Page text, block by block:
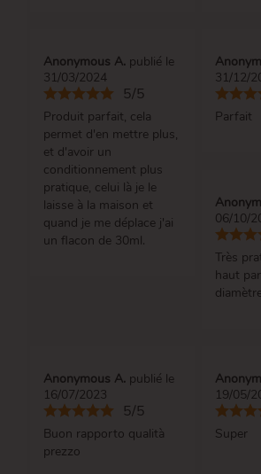
Anonymous A. publié le
31/03/2024
5/5
Produit parfait, cela
permet d'en mettre plus,
et d'avoir un
conditionnement plus
pratique, celui là je le
laisse à la maison et
quand je me déplace j'ai
un flacon de 30ml.
31/12/
Parfait
06/10/
Très
haut
diamètre
Anonymous A. publié le
16/07/2023
5/5
Buon rapporto qualità
prezzo
19/05/
Super